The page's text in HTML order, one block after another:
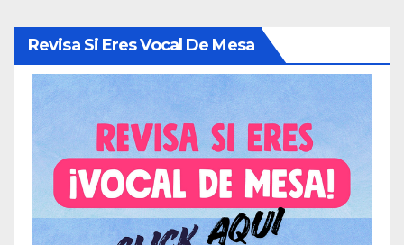
Revisa Si Eres Vocal De Mesa